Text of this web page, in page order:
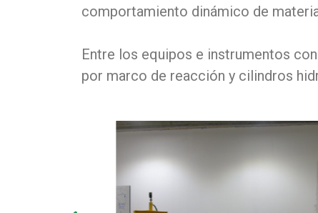
comportamiento dinámico de
Entre los equipos e instrumentos
por marco de reacción y cilindros